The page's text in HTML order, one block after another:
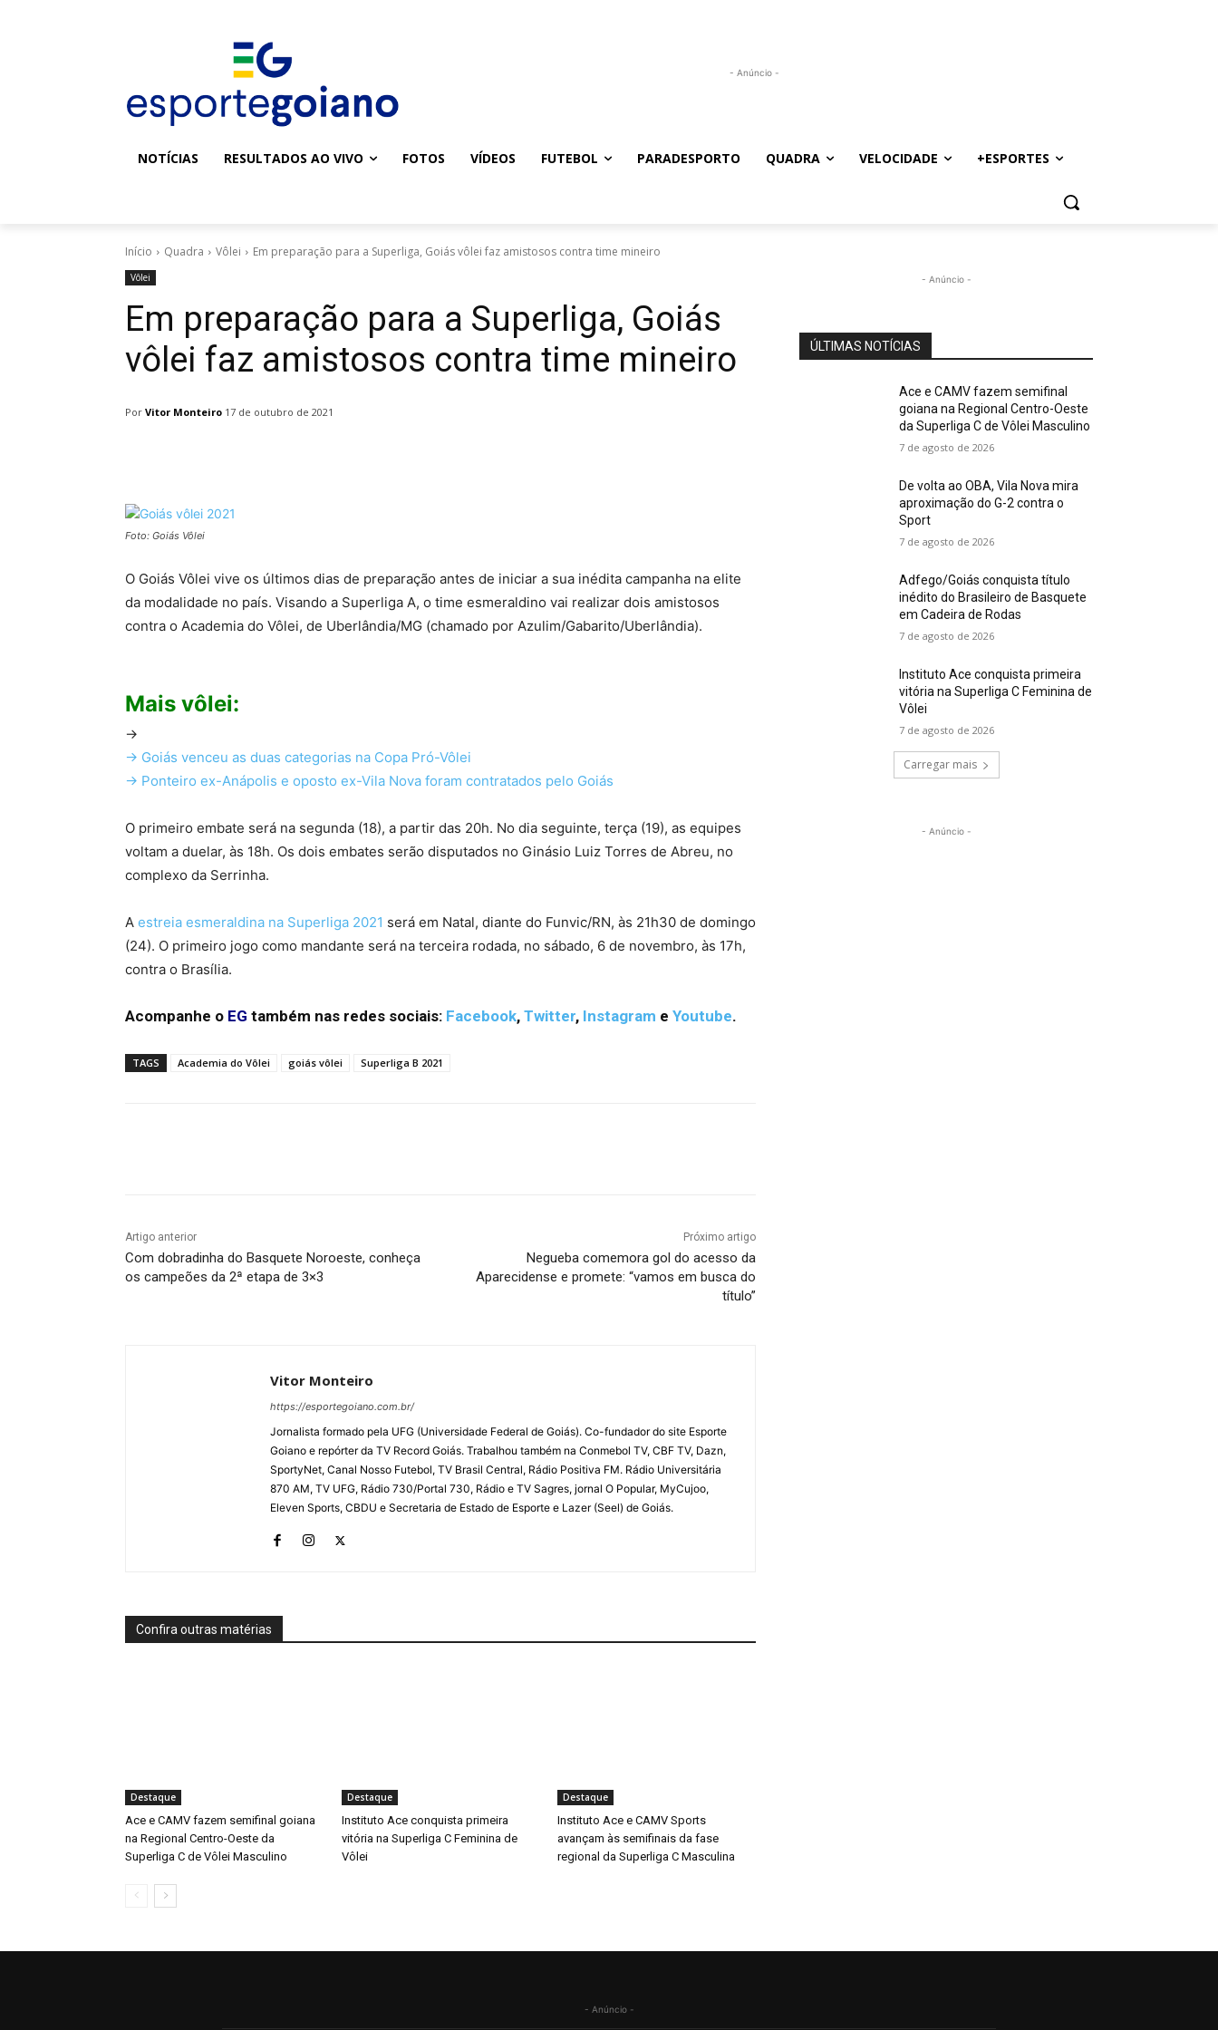
- Anúncio -
NOTÍCIAS RESULTADOS AO VIVO FOTOS VÍDEOS FUTEBOL PARADESPORTO QUADRA VELOCIDADE +ESPORTES
Início Quadra Vôlei Em preparação para a Superliga, Goiás vôlei faz amistosos contra time mineiro
Vôlei
Em preparação para a Superliga, Goiás
vôlei faz amistosos contra time mineiro
Por Vitor Monteiro 17 de outubro de 2021
Foto: Goiás Vôlei
O Goiás Vôlei vive os últimos dias de preparação antes de iniciar a sua inédita campanha na elite
da modalidade no país. Visando a Superliga A, o time esmeraldino vai realizar dois amistosos
contra o Academia do Vôlei, de Uberlândia/MG (chamado por Azulim/Gabarito/Uberlândia).
Mais vôlei:
->
-> Goiás venceu as duas categorias na Copa Pró-Vôlei
-> Ponteiro ex-Anápolis e oposto ex-Vila Nova foram contratados pelo Goiás
O primeiro embate será na segunda (18), a partir das 20h. No dia seguinte, terça (19), as equipes
voltam a duelar, às 18h. Os dois embates serão disputados no Ginásio Luiz Torres de Abreu, no
complexo da Serrinha.
A estreia esmeraldina na Superliga 2021 será em Natal, diante do Funvic/RN, às 21h30 de domingo
(24). O primeiro jogo como mandante será na terceira rodada, no sábado, 6 de novembro, às 17h,
contra o Brasília.
Acompanhe o EG também nas redes sociais: Facebook, Twitter, Instagram e Youtube.
TAGS Academia do Vôlei goiás vôlei Superliga B 2021
Artigo anterior
Com dobradinha do Basquete Noroeste, conheça
os campeões da 2ª etapa de 3×3
Próximo artigo
Negueba comemora gol do acesso da
Aparecidense e promete: “vamos em busca do
título”
Vitor Monteiro
https://esportegoiano.com.br/
Jornalista formado pela UFG (Universidade Federal de Goiás). Co-fundador do site Esporte
Goiano e repórter da TV Record Goiás. Trabalhou também na Conmebol TV, CBF TV, Dazn,
SportyNet, Canal Nosso Futebol, TV Brasil Central, Rádio Positiva FM. Rádio Universitária
870 AM, TV UFG, Rádio 730/Portal 730, Rádio e TV Sagres, jornal O Popular, MyCujoo,
Eleven Sports, CBDU e Secretaria de Estado de Esporte e Lazer (Seel) de Goiás.
Confira outras matérias
Destaque
Ace e CAMV fazem semifinal goiana
na Regional Centro-Oeste da
Superliga C de Vôlei Masculino
Destaque
Instituto Ace conquista primeira
vitória na Superliga C Feminina de
Vôlei
Destaque
Instituto Ace e CAMV Sports
avançam às semifinais da fase
regional da Superliga C Masculina
- Anúncio -
ÚLTIMAS NOTÍCIAS
Ace e CAMV fazem semifinal
goiana na Regional Centro-Oeste
da Superliga C de Vôlei Masculino
7 de agosto de 2026
De volta ao OBA, Vila Nova mira
aproximação do G-2 contra o
Sport
7 de agosto de 2026
Adfego/Goiás conquista título
inédito do Brasileiro de Basquete
em Cadeira de Rodas
7 de agosto de 2026
Instituto Ace conquista primeira
vitória na Superliga C Feminina de
Vôlei
7 de agosto de 2026
Carregar mais
- Anúncio -
- Anúncio -